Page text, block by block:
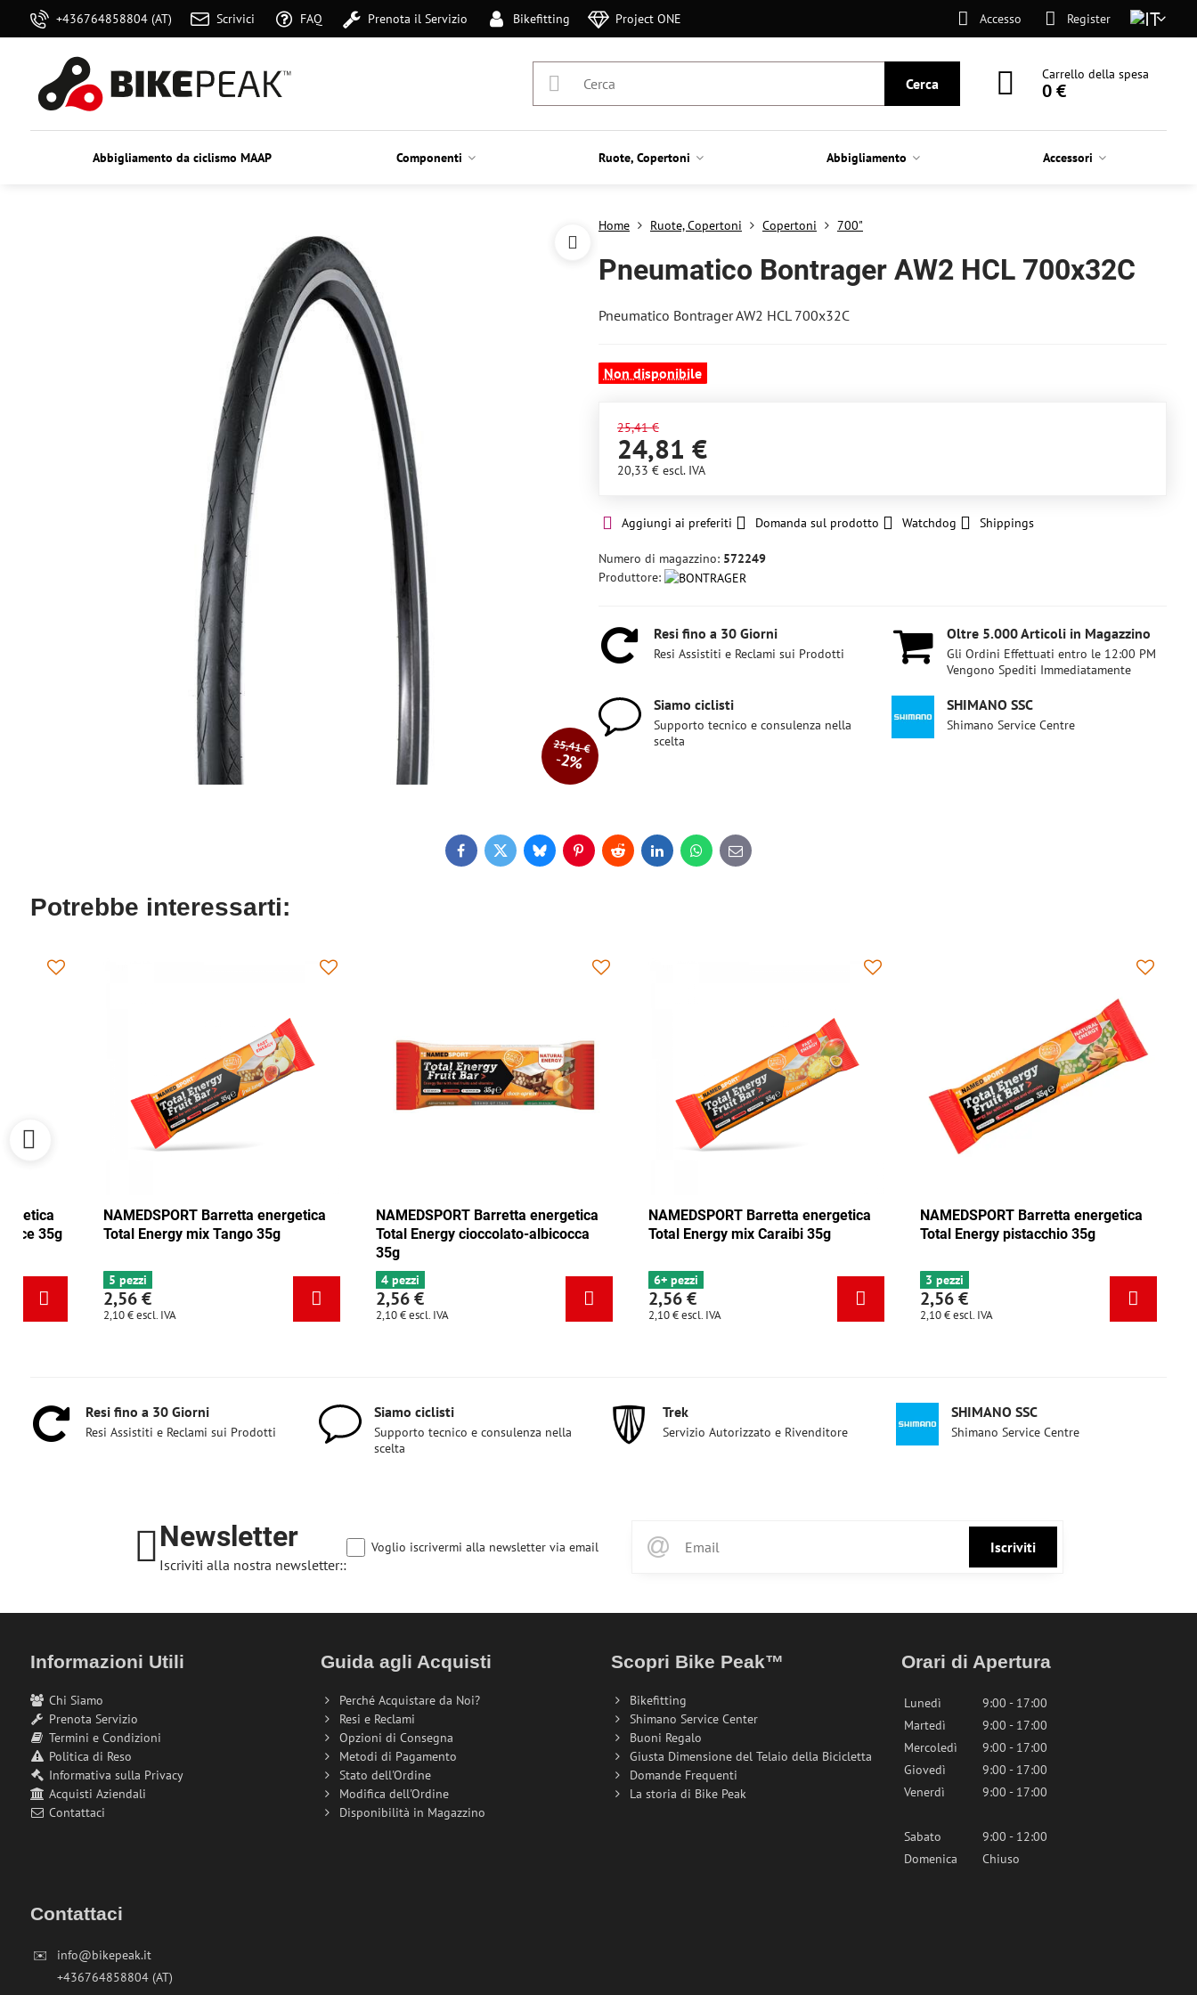
+436764858804 (AT) Scrivici FAQ Prenota il Servizio Bikefitting Project ONE Accesso Register
Cerca
Carrello della spesa
0 €
Abbigliamento da ciclismo MAAP Componenti Ruote, Copertoni Abbigliamento Accessori
25,41 €
2%
Home Ruote, Copertoni Copertoni 700"
Pneumatico Bontrager AW2 HCL 700x32C
Pneumatico Bontrager AW2 HCL 700x32C
Non disponibile
25,41 €
24,81 €
20,33 € escl. IVA
Aggiungi ai preferiti Domanda sul prodotto Watchdog Shippings
Numero di magazzino: 572249
Produttore:
Resi fino a 30 Giorni
Resi Assistiti e Reclami sui Prodotti
Oltre 5​.000 Articoli in Magazzino
Gli Ordini Effettuati entro le 12:00 PM
Vengono Spediti Immediatamente
Siamo ciclisti
Supporto tecnico e consulenza nella
scelta
SHIMANO SSC
Shimano Service Centre
FacebookTwitterBlueskyPinterestRedditLinkedInWhatsApp
E-
mail
Potrebbe interessarti:
NAMEDSPORT Barretta energetica
Total Energy mirtillo rosso-noce 35g
6+ pezzi
2,56 €
NAMEDSPORT Barretta energetica
Total Energy mix Tango 35g
5 pezzi
2,56 €
NAMEDSPORT Barretta energetica
Total Energy cioccolato-albicocca
4 pezzi
2,56 €
NAMEDSPORT Barretta energetica
Total Energy mix Caraibi 35g
6+ pezzi
2,56 €
3 pezzi
2,56 €
Resi fino a 30 Giorni
Resi Assistiti e Reclami sui Prodotti
Siamo ciclisti
Supporto tecnico e consulenza nella
scelta
Trek
Servizio Autorizzato e Rivenditore
SHIMANO SSC
Shimano Service Centre
Newsletter
Iscriviti alla nostra newsletter::
Iscriviti
Voglio iscrivermi alla newsletter via email
Informazioni Utili
Chi Siamo
Prenota Servizio
Termini e Condizioni
Politica di Reso
Informativa sulla Privacy
Acquisti Aziendali
Contattaci
Guida agli Acquisti
Perché Acquistare da Noi?
Resi e Reclami
Opzioni di Consegna
Metodi di Pagamento
Stato dell'Ordine
Modifica dell'Ordine
Disponibilità in Magazzino
Scopri Bike Peak™
Bikefitting
Shimano Service Center
Buoni Regalo
Giusta Dimensione del Telaio della Bicicletta
Domande Frequenti
La storia di Bike Peak
Orari di Apertura
Lunedì
9:00 - 17:00
Martedì
9:00 - 17:00
Mercoledì
9:00 - 17:00
Giovedì
9:00 - 17:00
Venerdì
9:00 - 17:00
Sabato
9:00 - 12:00
Domenica
Chiuso
Contattaci
✉️
info@bikepeak.it
+436764858804 (AT)